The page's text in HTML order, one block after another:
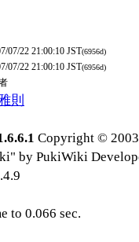
07/22 21:00:10 JST(6956d)
07/22 21:00:10 JST(6956d)
則
Copyright ©
by PukiWiki
to 0.066 sec.